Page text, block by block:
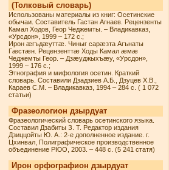
(Толковый словарь)
Использованы материалы из книг: Осетинские
обычаи. Составитель Гастан Агнаев. Рецензенты
Камал Ходов, Геор Чеджемты. – Владикавказ,
«Урсдон», 1999 – 172 с.;
Ирон æгъдæуттæ. Чиныг сарæзта Агънаты
Гæстæн. Рецензенттæ Ходы Камал æмæ
Чеджемты Геор. – Дзæуджыхъæу, «Урсдон»,
1999 – 176 с.;
Этнография и мифология осетин. Краткий
словарь. Составили Дзадзиев А.Б., Дзуцев Х.В.,
Караев С.М. – Владикавказ, 1994 – 284 с. ( 1 072
статьи)
Фразеологион дзырдуат
Фразеологический словарь осетинского языка.
Составил Дзабиты З. Т. Редактор издания
Дзиццойты Ю. А.: 2-е дополненное издание. г.
Цхинвал, Полиграфическое производственное
объединение РЮО, 2003. – 448 с. (5 241 статя)
Ирон орфографион дзырдуат